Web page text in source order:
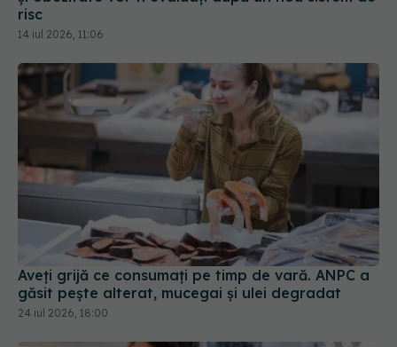
Aveți grijă ce consumați pe timp de vară. ANPC a
găsit pește alterat, mucegai și ulei degradat
24 iul 2026, 18:00